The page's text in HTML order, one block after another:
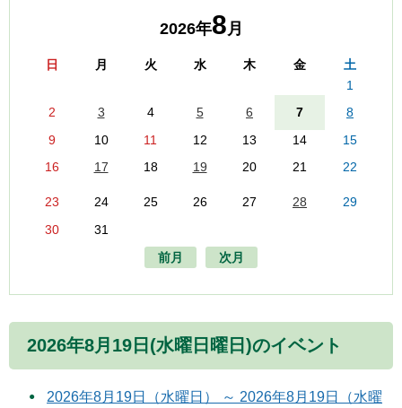
2026年8月
日 月 火 水 木 金
土
1
2
3 4 5 6 7
8
9
10 11 12 13 14
15
16
17 18 19 20 21 22
23 24 25 26 27 28
29
30
31
前月
次月
2026年8月19日(水曜日曜日)のイベント
2026年8月19日（水曜日） ～ 2026年8月19日（水曜